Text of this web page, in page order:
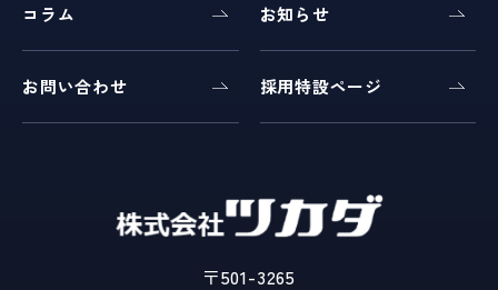
コラム お知らせ
お問い合わせ 採用特設ページ
〒501-3265